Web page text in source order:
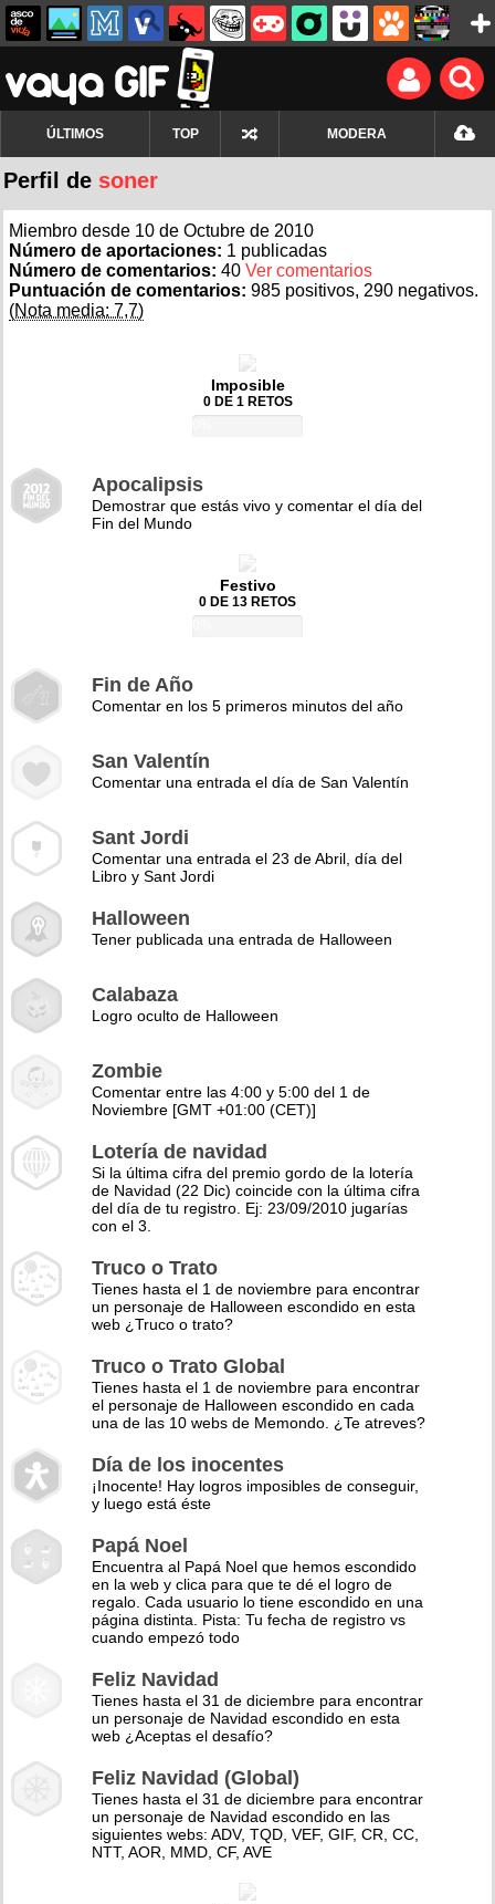
ÚLTIMOS TOP MODERA
Perfil de soner
Miembro desde 10 de Octubre de 2010
Número de aportaciones: 1 publicadas
Número de comentarios: 40 Ver comentarios
Puntuación de comentarios: 985 positivos, 290 negativos.
(Nota media: 7,7)
Imposible
0 DE 1 RETOS
Apocalipsis
Demostrar que estás vivo y comentar el día del
Fin del Mundo
Festivo
0 DE 13 RETOS
Fin de Año
Comentar en los 5 primeros minutos del año
San Valentín
Comentar una entrada el día de San Valentín
Sant Jordi
Comentar una entrada el 23 de Abril, día del
Libro y Sant Jordi
Halloween
Tener publicada una entrada de Halloween
Calabaza
Logro oculto de Halloween
Zombie
Comentar entre las 4:00 y 5:00 del 1 de
Noviembre [GMT +01:00 (CET)]
Lotería de navidad
Si la última cifra del premio gordo de la lotería
de Navidad (22 Dic) coincide con la última cifra
del día de tu registro. Ej: 23/09/2010 jugarías
con el 3.
Truco o Trato
Tienes hasta el 1 de noviembre para encontrar
un personaje de Halloween escondido en esta
web ¿Truco o trato?
Truco o Trato Global
Tienes hasta el 1 de noviembre para encontrar
el personaje de Halloween escondido en cada
una de las 10 webs de Memondo. ¿Te atreves?
Día de los inocentes
¡Inocente! Hay logros imposibles de conseguir,
y luego está éste
Papá Noel
Encuentra al Papá Noel que hemos escondido
en la web y clica para que te dé el logro de
regalo. Cada usuario lo tiene escondido en una
página distinta. Pista: Tu fecha de registro vs
cuando empezó todo
Feliz Navidad
Tienes hasta el 31 de diciembre para encontrar
un personaje de Navidad escondido en esta
web ¿Aceptas el desafío?
Feliz Navidad (Global)
Tienes hasta el 31 de diciembre para encontrar
un personaje de Navidad escondido en las
siguientes webs: ADV, TQD, VEF, GIF, CR, CC,
NTT, AOR, MMD, CF, AVE